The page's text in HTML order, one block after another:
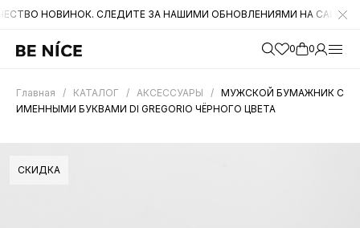
СЛЕДИТЕ ЗА НАШИМИ ОБНОВЛЕНИЯМИ НА САЙТЕ. А
0 0
Главная / КАТАЛОГ / АКСЕССУАРЫ / МУЖСКОЙ БУМАЖНИК С
ИМЕННЫМИ БУКВАМИ DI GREGORIO ЧЁРНОГО ЦВЕТА
СКИДКА